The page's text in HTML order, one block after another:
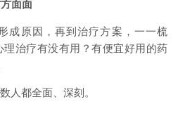
面面
成原因，再到治疗方案，一一梳
治疗有没有用？有便宜好用的药
人都全面、深刻。